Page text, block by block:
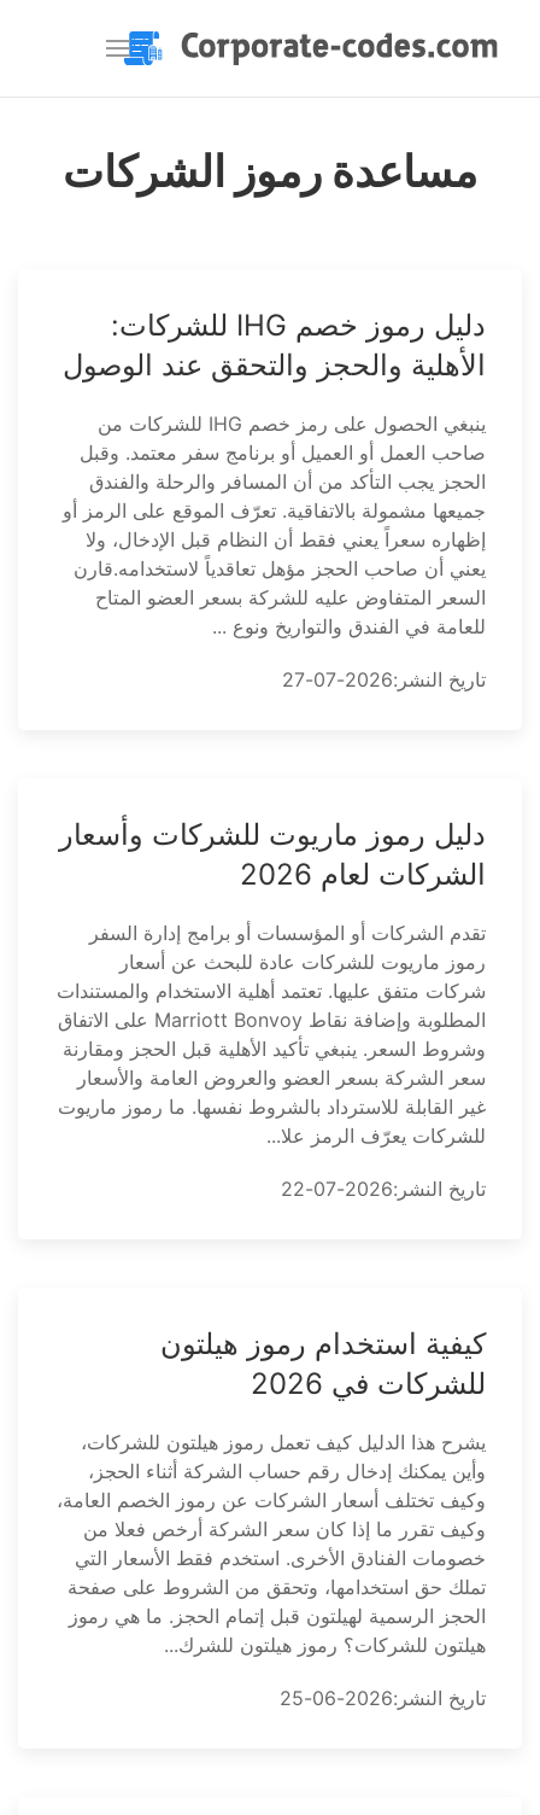
مساعدة رموز الشركات
دليل رموز خصم IHG للشركات:
الأهلية والحجز والتحقق عند الوصول
ينبغي الحصول على رمز خصم IHG للشركات من
صاحب العمل أو العميل أو برنامج سفر معتمد. وقبل
الحجز يجب التأكد من أن المسافر والرحلة والفندق
جميعها مشمولة بالاتفاقية. تعرّف الموقع على الرمز أو
إظهاره سعراً يعني فقط أن النظام قبل الإدخال، ولا
يعني أن صاحب الحجز مؤهل تعاقدياً لاستخدامه.قارن
السعر المتفاوض عليه للشركة بسعر العضو المتاح
للعامة في الفندق والتواريخ ونوع ...
تاريخ النشر:2026-07-27
دليل رموز ماريوت للشركات وأسعار
الشركات لعام 2026
تقدم الشركات أو المؤسسات أو برامج إدارة السفر
رموز ماريوت للشركات عادة للبحث عن أسعار
شركات متفق عليها. تعتمد أهلية الاستخدام والمستندات
المطلوبة وإضافة نقاط Marriott Bonvoy على الاتفاق
وشروط السعر. ينبغي تأكيد الأهلية قبل الحجز ومقارنة
سعر الشركة بسعر العضو والعروض العامة والأسعار
غير القابلة للاسترداد بالشروط نفسها. ما رموز ماريوت
للشركات يعرّف الرمز علا...
تاريخ النشر:2026-07-22
كيفية استخدام رموز هيلتون
للشركات في 2026
يشرح هذا الدليل كيف تعمل رموز هيلتون للشركات،
وأين يمكنك إدخال رقم حساب الشركة أثناء الحجز،
وكيف تختلف أسعار الشركات عن رموز الخصم العامة،
وكيف تقرر ما إذا كان سعر الشركة أرخص فعلا من
خصومات الفنادق الأخرى. استخدم فقط الأسعار التي
تملك حق استخدامها، وتحقق من الشروط على صفحة
الحجز الرسمية لهيلتون قبل إتمام الحجز. ما هي رموز
هيلتون للشركات؟ رموز هيلتون للشرك...
تاريخ النشر:2026-06-25